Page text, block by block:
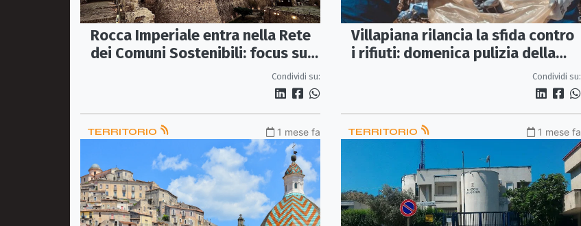
Rocca Imperiale entra nella Rete
dei Comuni Sostenibili: focus su
Agenda 2030 e sviluppo delCondividi su:
Villapiana rilancia la sfida contro
i rifiuti: domenica pulizia della
Condividi su:
TERRITORIO 1 mese fa TERRITORIO 1 mese fa